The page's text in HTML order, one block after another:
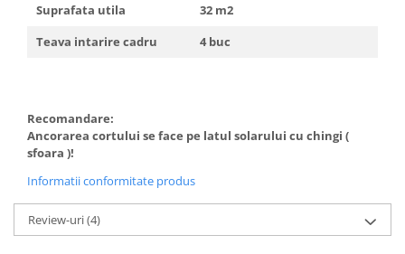
Suprafata utila
32 m2
Teava intarire cadru
4 buc
Recomandare:
Ancorarea cortului se face pe latul solarului cu chingi (
sfoara )!
Informatii conformitate produs
Review-uri(4)